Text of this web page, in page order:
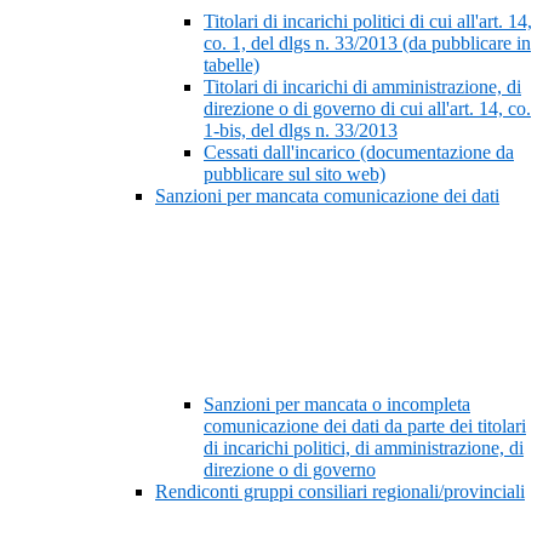
Titolari di incarichi politici di cui all'art. 14,
co. 1, del dlgs n. 33/2013 (da pubblicare in
tabelle)
Titolari di incarichi di amministrazione, di
direzione o di governo di cui all'art. 14, co.
1-bis, del dlgs n. 33/2013
Cessati dall'incarico (documentazione da
pubblicare sul sito web)
Sanzioni per mancata comunicazione dei dati
Sanzioni per mancata o incompleta
comunicazione dei dati da parte dei titolari
di incarichi politici, di amministrazione, di
direzione o di governo
Rendiconti gruppi consiliari regionali/provinciali